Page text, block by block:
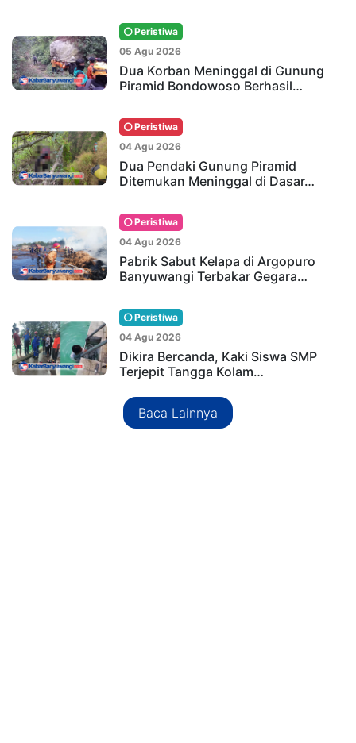
Peristiwa
05 Agu 2026
Dua Korban Meninggal di Gunung
Piramid Bondowoso Berhasil…
Peristiwa
04 Agu 2026
Dua Pendaki Gunung Piramid
Ditemukan Meninggal di Dasar…
Peristiwa
04 Agu 2026
Pabrik Sabut Kelapa di Argopuro
Banyuwangi Terbakar Gegara…
Peristiwa
04 Agu 2026
Dikira Bercanda, Kaki Siswa SMP
Terjepit Tangga Kolam…
Baca Lainnya